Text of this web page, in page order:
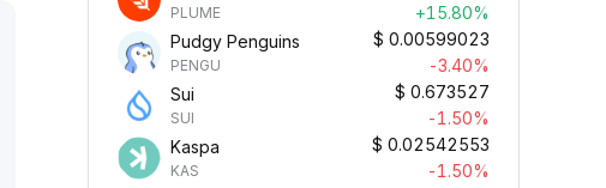
PLUME
+15.80%
Pudgy Penguins
PENGU
$ 0.00599023
-3.40%
Sui
SUI
$ 0.673527
-1.50%
Kaspa
KAS
$ 0.02542553
-1.50%